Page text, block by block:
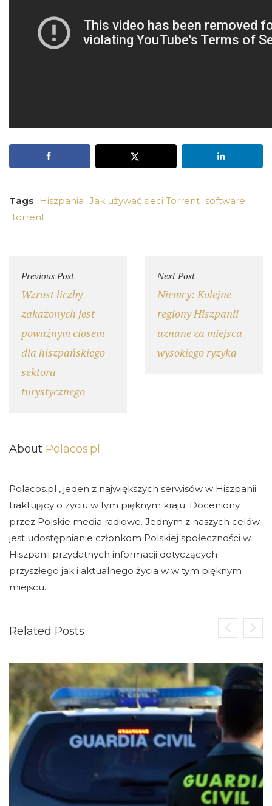
Tags Hiszpania Jak używać sieci Torrent software
torrent
Previous Post
Wzrost liczby
zakażonych jest
poważnym ciosem
dla hiszpańskiego
sektora
turystycznego
Next Post
Niemcy: Kolejne
regiony Hiszpanii
uznane za miejsca
wysokiego ryzyka
About Polacos.pl
Polacos.pl , jeden z największych serwisów w Hiszpanii
traktujący o życiu w tym pięknym kraju. Doceniony
przez Polskie media radiowe. Jednym z naszych celów
jest udostępnianie członkom Polskiej społeczności w
Hiszpanii przydatnych informacji dotyczących
przyszłego jak i aktualnego życia w w tym pięknym
miejscu.
Related Posts